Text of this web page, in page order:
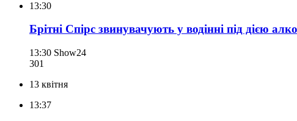
13:30
Брітні Спірс звинувачують у водінні під дією
13:30 Show24
301
13 квітня
13:37